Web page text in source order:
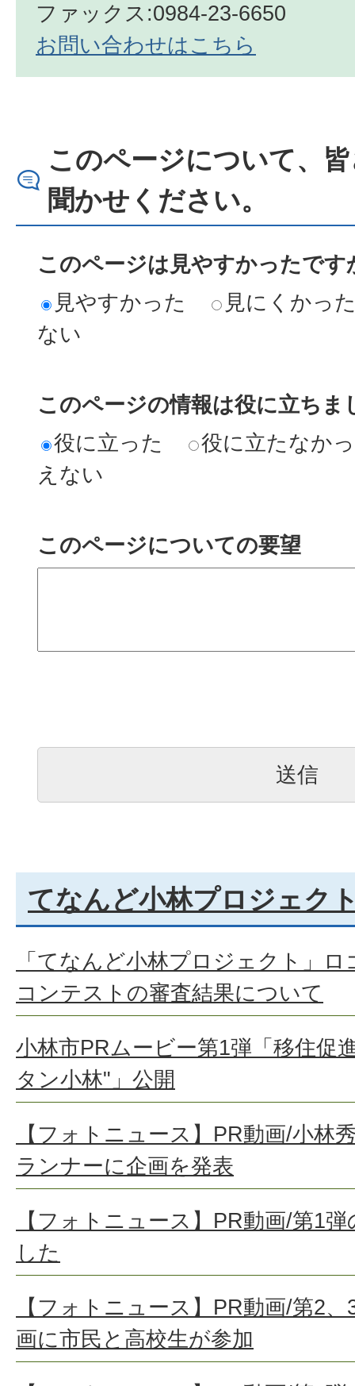
ファックス:0984-23-6650
お問い合わせはこちら
このページについて、
聞かせください。
このページは見やすかったです
見やすかった
見にくかっ
ない
このページの情報は役に立ちま
役に立った
役に立たなか
えない
このページについての要望
てなんど小林プロジェク
「てなんど小林プロジェクト」
コンテストの審査結果について
小林市PRムービー第1弾「移住促
タン小林"」公開
【フォトニュース】PR動画/小林
ランナーに企画を発表
【フォトニュース】PR動画/第1
した
【フォトニュース】PR動画/第2
画に市民と高校生が参加